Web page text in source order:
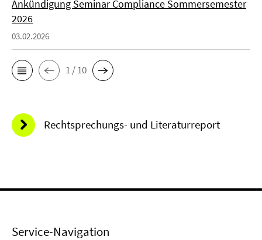
Ankündigung Seminar Compliance Sommersemester
2026
03.02.2026
1 / 10
Rechtsprechungs- und Literaturreport
Service-Navigation